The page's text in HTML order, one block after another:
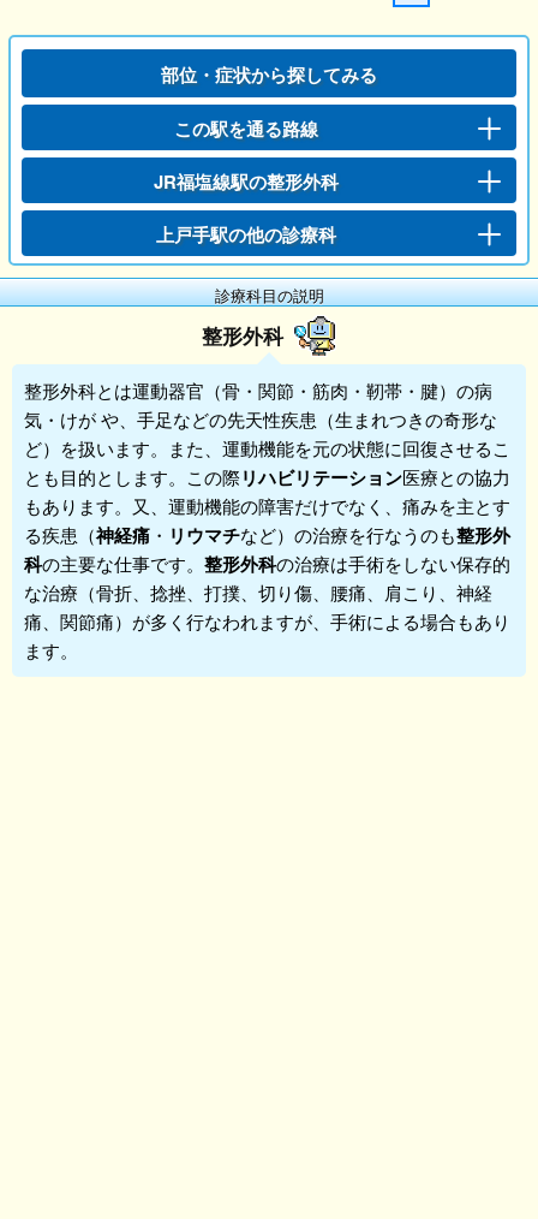
部位・症状から探してみる
この駅を通る路線
JR福塩線駅の整形外科
上戸手駅の他の診療科
診療科目の説明
整形外科
整形外科とは運動器官（骨・関節・筋肉・靭帯・腱）の病
気・けが や、手足などの先天性疾患（生まれつきの奇形な
ど）を扱います。また、運動機能を元の状態に回復させるこ
とも目的とします。この際リハビリテーション医療との協力
もあります。又、運動機能の障害だけでなく、痛みを主とす
る疾患（神経痛 ・ リウマチなど）の治療を行なうのも整形外
科の主要な仕事です。 整形外科の治療は手術をしない保存的
な治療（骨折、捻挫、打撲、切り傷、腰痛、肩こり、神経
痛、関節痛）が多く行なわれますが、手術による場合もあり
ます。